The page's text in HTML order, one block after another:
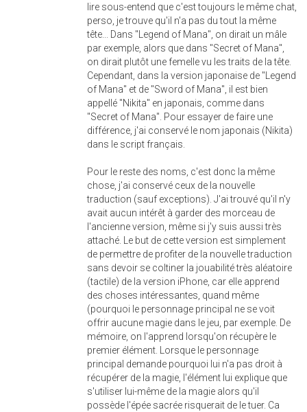
lire sous-entend que c'est toujours le même chat,
perso, je trouve qu'il n'a pas du tout la même
tête... Dans "Legend of Mana", on dirait un mâle
par exemple, alors que dans "Secret of Mana",
on dirait plutôt une femelle vu les traits de la tête.
Cependant, dans la version japonaise de "Legend
of Mana" et de "Sword of Mana", il est bien
appellé "Nikita" en japonais, comme dans
"Secret of Mana". Pour essayer de faire une
différence, j'ai conservé le nom japonais (Nikita)
dans le script français.
Pour le reste des noms, c'est donc la même
chose, j'ai conservé ceux de la nouvelle
traduction (sauf exceptions). J'ai trouvé qu'il n'y
avait aucun intérêt à garder des morceau de
l'ancienne version, même si j'y suis aussi très
attaché. Le but de cette version est simplement
de permettre de profiter de la nouvelle traduction
sans devoir se coltiner la jouabilité très aléatoire
(tactile) de la version iPhone, car elle apprend
des choses intéressantes, quand même
(pourquoi le personnage principal ne se voit
offrir aucune magie dans le jeu, par exemple. De
mémoire, on l'apprend lorsqu'on récupère le
premier élément. Lorsque le personnage
principal demande pourquoi lui n'a pas droit à
récupérer de la magie, l'élément lui explique que
s'utiliser lui-même de la magie alors qu'il
possède l'épée sacrée risquerait de le tuer. Ca